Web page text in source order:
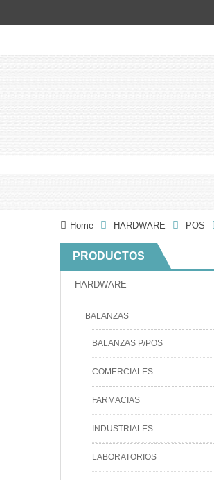
Home HARDWARE POS
PRODUCTOS
HARDWARE
BALANZAS
BALANZAS P/POS
COMERCIALES
FARMACIAS
INDUSTRIALES
LABORATORIOS